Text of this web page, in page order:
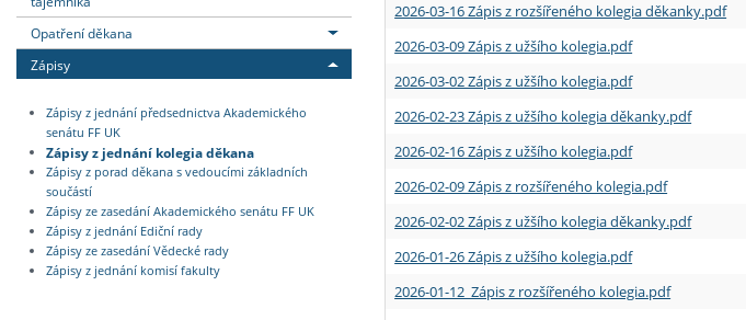
Opatření děkana
Zápisy
Zápisy z jednání předsednictva Akademického
senátu FF UK
Zápisy z jednání kolegia děkana
Zápisy z porad děkana s vedoucími základních
součástí
Zápisy ze zasedání Akademického senátu FF UK
Zápisy z jednání Ediční rady
Zápisy ze zasedání Vědecké rady
Zápisy z jednání komisí fakulty
2026-03-16 Zápis z rozšířeného kolegia děkanky.pdf
2026-03-09 Zápis z užšího kolegia.pdf
2026-03-02 Zápis z užšího kolegia.pdf
2026-02-23 Zápis z užšího kolegia děkanky.pdf
2026-02-16 Zápis z užšího kolegia.pdf
2026-02-09 Zápis z rozšířeného kolegia.pdf
2026-02-02 Zápis z užšího kolegia děkanky.pdf
2026-01-26 Zápis z užšího kolegia.pdf
2026-01-12 Zápis z rozšířeného kolegia.pdf